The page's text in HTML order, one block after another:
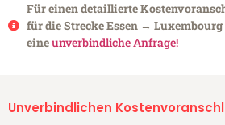
Für einen detaillierte
für die Strecke Essen →
eineunverbindliche Anfrage!
Unverbindlichen